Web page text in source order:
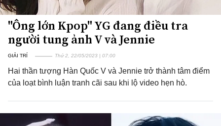
"Ông lớn Kpop" YG đang điều tra
người tung ảnh V và Jennie
GIẢI TRÍ Thứ 2, 22/05/2023 | 07:00
Hai thần tượng Hàn Quốc V và Jennie trở thành tâm điểm
của loạt bình luận tranh cãi sau khi lộ video hẹn hò.